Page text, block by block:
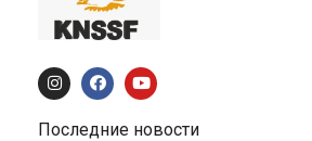
Последние новости